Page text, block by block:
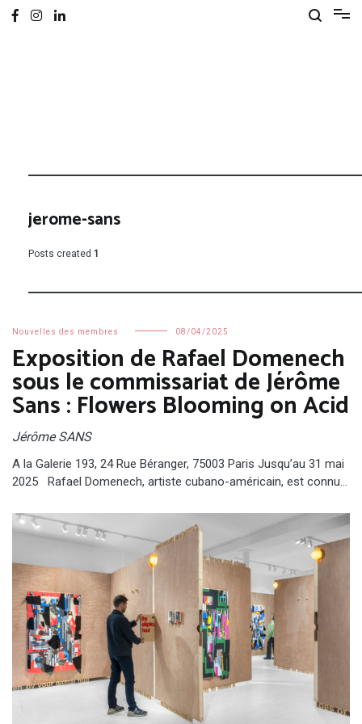
jerome-sans
Posts created 1
Nouvelles des membres 08/04/2025
Exposition de Rafael Domenech
sous le commissariat de Jérôme
Sans : Flowers Blooming on Acid
Jérôme SANS
A la Galerie 193, 24 Rue Béranger, 75003 Paris Jusqu’au 31 mai
2025 Rafael Domenech, artiste cubano-américain, est connu…